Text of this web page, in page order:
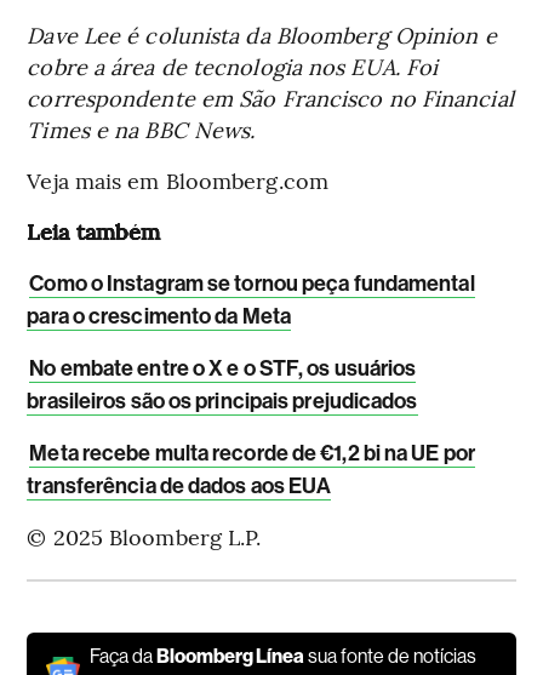
Dave Lee é colunista da Bloomberg Opinion e
cobre a área de tecnologia nos EUA. Foi
correspondente em São Francisco no Financial
Times e na BBC News.
Veja mais em Bloomberg.com
Leia também
Como o Instagram se tornou peça fundamental
para o crescimento da Meta
No embate entre o X e o STF, os usuários
brasileiros são os principais prejudicados
Meta recebe multa recorde de €1,2 bi na UE por
transferência de dados aos EUA
© 2025 Bloomberg L.P.
Faça daBloomberg Líneasua fonte de notícias